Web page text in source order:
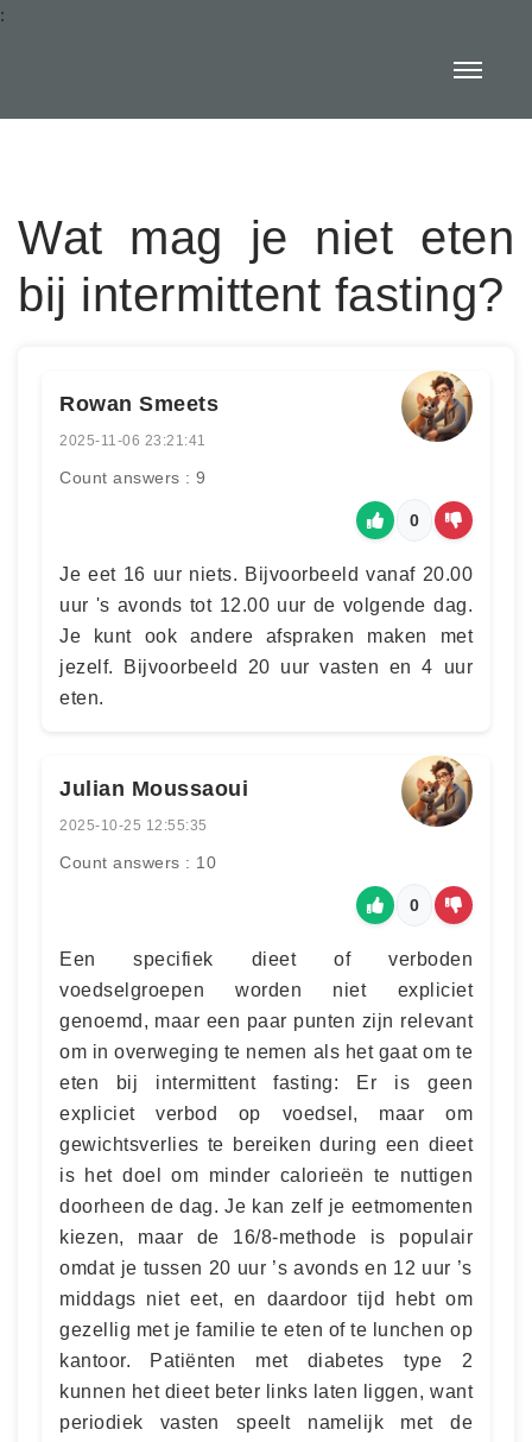
:
Wat mag je niet eten
bij intermittent fasting?
Rowan Smeets
2025-11-06 23:21:41
Count answers : 9
0
Je eet 16 uur niets. Bijvoorbeeld vanaf 20.00
uur 's avonds tot 12.00 uur de volgende dag.
Je kunt ook andere afspraken maken met
jezelf. Bijvoorbeeld 20 uur vasten en 4 uur
eten.
Julian Moussaoui
2025-10-25 12:55:35
Count answers : 10
0
Een specifiek dieet of verboden
voedselgroepen worden niet expliciet
genoemd, maar een paar punten zijn relevant
om in overweging te nemen als het gaat om te
eten bij intermittent fasting: Er is geen
expliciet verbod op voedsel, maar om
gewichtsverlies te bereiken during een dieet
is het doel om minder calorieën te nuttigen
doorheen de dag. Je kan zelf je eetmomenten
kiezen, maar de 16/8-methode is populair
omdat je tussen 20 uur ’s avonds en 12 uur ’s
middags niet eet, en daardoor tijd hebt om
gezellig met je familie te eten of te lunchen op
kantoor. Patiënten met diabetes type 2
kunnen het dieet beter links laten liggen, want
periodiek vasten speelt namelijk met de